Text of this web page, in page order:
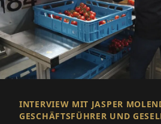
INTERVIEW MIT JASPER
GESCHÄFTSFÜHRER UND